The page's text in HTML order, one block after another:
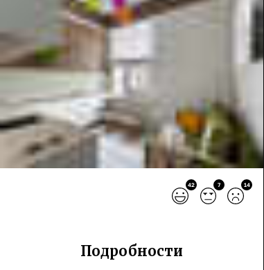
42 7 14
Подробности